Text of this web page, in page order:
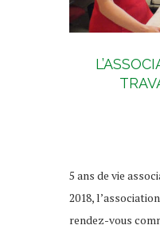
5 ans de vie
2018,
rendez-vous